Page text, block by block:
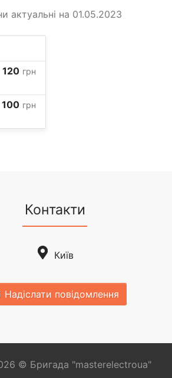
актуальні на 01.05.2023
120 грн
100 грн
Контакти
Київ
Надіслати повідомлення
© Бригада "masterelectroua"